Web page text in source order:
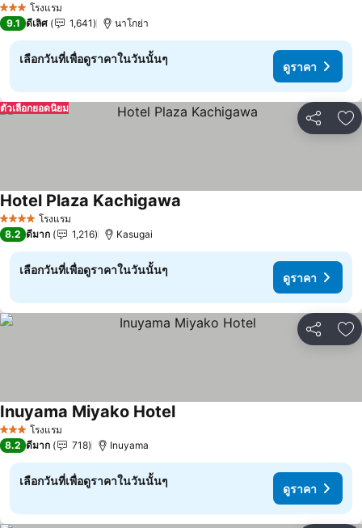
3 ดาว โรงแรม
9.1 ดีเลิศ 1,641 นาโกย่า
เลือกวันที่เพื่อดูราคาในวันนั้นๆ
ดูราคา
แชร์ เ
ตัวเลือกยอดนิยม
4 ดาว โรงแรม
Hotel Plaza Kachigawa
8.2 ดีมาก 1,216 Kasugai
เลือกวันที่เพื่อดูราคาในวันนั้นๆ
ดูราคา
แชร์ เ
3 ดาว โรงแรม
Inuyama Miyako Hotelดูราคา
8.2 ดีมาก 718 Inuyama
เลือกวันที่เพื่อดูราคาในวันนั้นๆ
ดูราคา